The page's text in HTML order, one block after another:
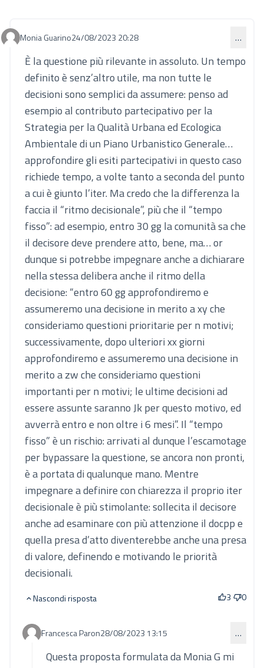
Commento 819
Monia Guarino24/08/2023 20:28 …
È la questione più rilevante in assoluto. Un tempo
definito è senz’altro utile, ma non tutte le
decisioni sono semplici da assumere: penso ad
esempio al contributo partecipativo per la
Strategia per la Qualità Urbana ed Ecologica
Ambientale di un Piano Urbanistico Generale…
approfondire gli esiti partecipativi in questo caso
richiede tempo, a volte tanto a seconda del punto
a cui è giunto l’iter. Ma credo che la differenza la
faccia il “ritmo decisionale”, più che il “tempo
fisso”: ad esempio, entro 30 gg la comunità sa che
il decisore deve prendere atto, bene, ma… or
dunque si potrebbe impegnare anche a dichiarare
nella stessa delibera anche il ritmo della
decisione: “entro 60 gg approfondiremo e
assumeremo una decisione in merito a xy che
consideriamo questioni prioritarie per n motivi;
successivamente, dopo ulteriori xx giorni
approfondiremo e assumeremo una decisione in
merito a zw che consideriamo questioni
importanti per n motivi; le ultime decisioni ad
essere assunte saranno Jk per questo motivo, ed
avverrà entro e non oltre i 6 mesi”. Il “tempo
fisso” è un rischio: arrivati al dunque l’escamotage
per bypassare la questione, se ancora non pronti,
è a portata di qualunque mano. Mentre
impegnare a definire con chiarezza il proprio iter
decisionale è più stimolante: sollecita il decisore
anche ad esaminare con più attenzione il docpp e
quella presa d’atto diventerebbe anche una presa
di valore, definendo e motivando le priorità
decisionali.
Nascondi risposta 3 0
Commento 821 (risposta al commento 819)
Francesca Paron28/08/2023 13:15 …
Questa proposta formulata da Monia G mi